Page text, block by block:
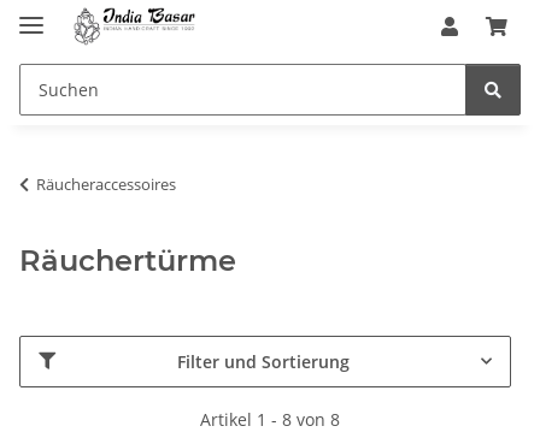
Räucheraccessoires
Räuchertürme
Filter und Sortierung
Artikel 1 - 8 von 8